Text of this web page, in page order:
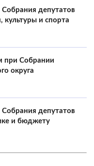
депутатов
культуры и спорта
при Собрании
округа
депутатов
и бюджету